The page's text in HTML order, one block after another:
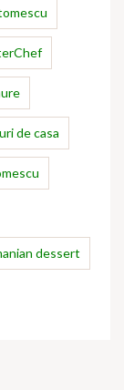
de casa
dessert